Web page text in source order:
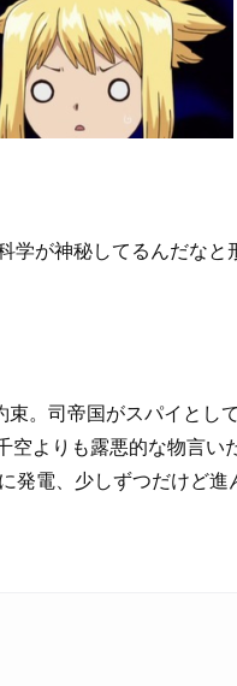
学が神秘してるんだなと
。司帝国がスパイとし
空よりも露悪的な物言い
電、少しずつだけど進